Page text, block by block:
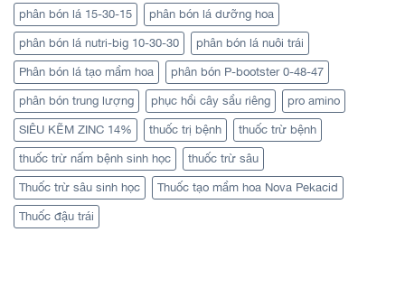
phân bón lá 15-30-15 phân bón lá dưỡng hoa
phân bón lá nutri-big 10-30-30 phân bón lá nuôi trái
Phân bón lá tạo mầm hoa phân bón P-bootster 0-48-47
phân bón trung lượng phục hồi cây sầu riêng pro amino
SIÊU KẼM ZINC 14% thuốc trị bệnh thuốc trừ bệnh
thuốc trừ nấm bệnh sinh học thuốc trừ sâu
Thuốc trừ sâu sinh học Thuốc tạo mầm hoa Nova Pekacid
Thuốc đậu trái